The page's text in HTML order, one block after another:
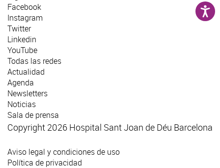
Facebook
Instagram
Twitter
Linkedin
YouTube
Todas las redes
Actualidad
Agenda
Newsletters
Noticias
Sala de prensa
Copyright 2026 Hospital Sant Joan de Déu Barcelona
Aviso legal y condiciones de uso
Política de privacidad